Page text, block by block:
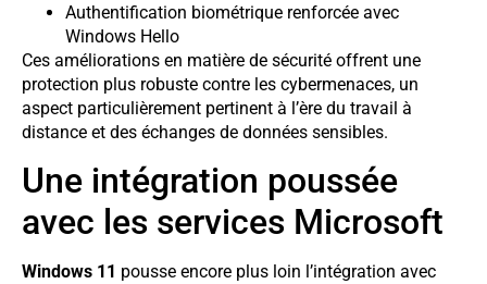
Authentification biométrique renforcée avec
Windows Hello
Ces améliorations en matière de sécurité offrent une
protection plus robuste contre les cybermenaces, un
aspect particulièrement pertinent à l’ère du travail à
distance et des échanges de données sensibles.
Une intégration poussée
avec les services Microsoft
Windows 11 pousse encore plus loin l’intégration avec